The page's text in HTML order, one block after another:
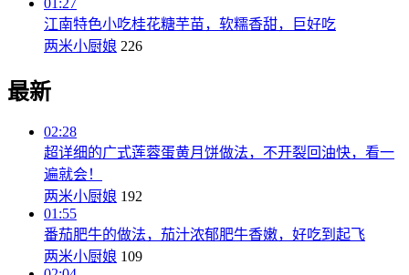
江南特色小吃桂花糖芋苗，软糯香甜，巨好吃
两米小厨娘 226
最新
02:28
超详细的广式莲蓉蛋黄月饼做法，不开裂回油快，看一
遍就会！
两米小厨娘 192
01:55
番茄肥牛的做法，茄汁浓郁肥牛香嫩，好吃到起飞
两米小厨娘 109